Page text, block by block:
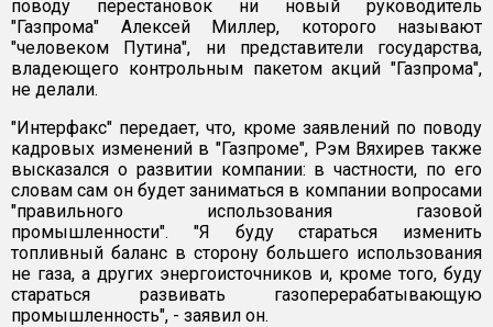
поводу перестановок ни новый руководитель
"Газпрома" Алексей Миллер, которого называют
"человеком Путина", ни представители государства,
владеющего контрольным пакетом акций "Газпрома",
не делали.
"Интерфакс" передает, что, кроме заявлений по поводу
кадровых изменений в "Газпроме", Рэм Вяхирев также
высказался о развитии компании: в частности, по его
словам сам он будет заниматься в компании вопросами
"правильного использования газовой
промышленности". "Я буду стараться изменить
топливный баланс в сторону большего использования
не газа, а других энергоисточников и, кроме того, буду
стараться развивать газоперерабатывающую
промышленность", - заявил он.